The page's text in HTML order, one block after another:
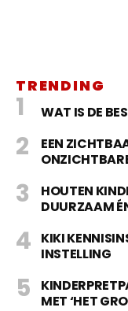
TRENDING
WAT IS DE
EEN
HOUTEN
DUURZAAM
KIKI
INSTELLING
MET ‘HET